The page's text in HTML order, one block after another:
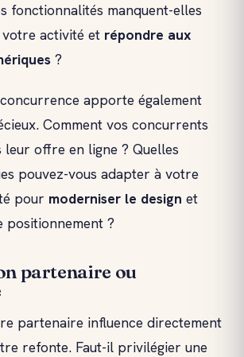
fonctionnalités manquent-elles
activité et répondre aux
?
apporte également
Comment vos concurrents
offre en ligne ? Quelles
pouvez-vous adapter à votre
pour moderniser le design et
?
partenaire ou
partenaire influence directement
refonte. Faut-il privilégier une